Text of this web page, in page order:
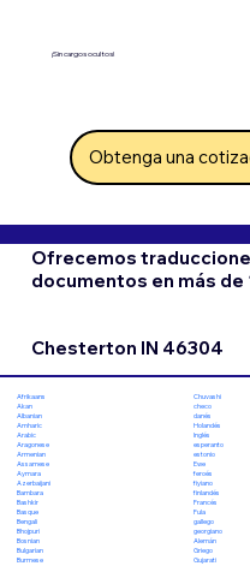
¡Sin cargos ocultos!
Obtenga una
Ofrecemos
documentos en más de
Chesterton IN 46304
Afrikaans
Akan
Albanian
Amharic
Arabic
Aragonese
Armenian
Assamese
Aymara
Azerbaijani
Bambara
Bashkir
Basque
Bengali
Bhojpuri
Bosnian
Bulgarian
Burmese
Chuvashi
checo
danés
Holandés
Inglés
esperanto
estonio
Ewe
feroés
fiyiano
finlandés
Francés
Fula
gallego
georgiano
Alemán
Griego
Gujarati